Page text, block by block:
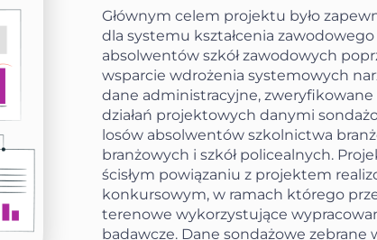
Głównym celem projektu było
dla systemu kształcenia
absolwentów szkół zawodowych
wsparcie wdrożenia systemowych
dane administracyjne, zweryfikowane
działań projektowych danymi
losów absolwentów szkolnictwa
branżowych i szkół policealnych.
ścisłym powiązaniu z projektem
konkursowym, w ramach którego
terenowe wykorzystujące
badawcze. Dane sondażowe zebrane